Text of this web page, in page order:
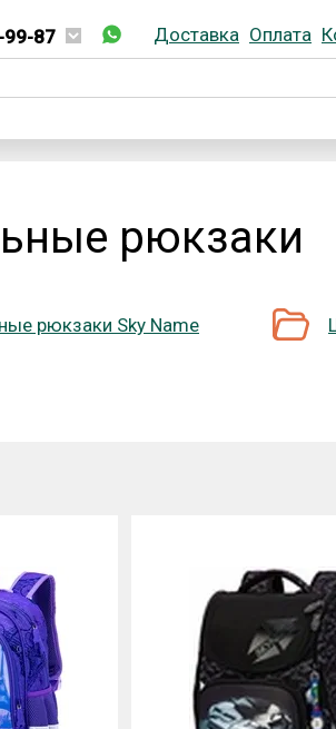
99-87
99-87
Доставка Оплата
рюкзаки
рюкзаки Sky Name